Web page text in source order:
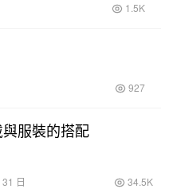
1.5K
927
服裝的搭配
日 34.5K